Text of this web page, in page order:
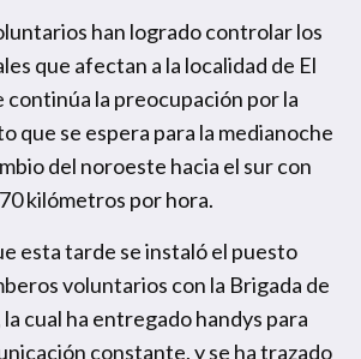
han logrado controlar los
que afectan a la localidad de El
continúa la preocupación por la
que se espera para la medianoche
del noroeste hacia el sur con
kilómetros por hora.
esta tarde se instaló el puesto
voluntarios con la Brigada de
cual ha entregado handys para
constante, y se ha trazado